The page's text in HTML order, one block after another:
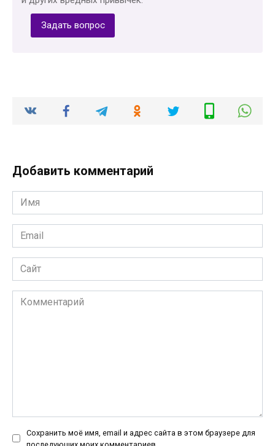
Задать вопрос
Добавить комментарий
Имя
*
Email
*
Сайт
Комментарий
Сохранить моё имя, email и адрес сайта в этом браузере для